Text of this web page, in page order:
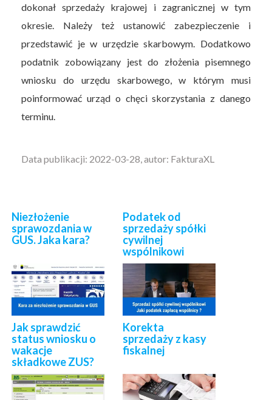
dokonał sprzedaży krajowej i zagranicznej w tym
okresie. Należy też ustanowić zabezpieczenie i
przedstawić je w urzędzie skarbowym. Dodatkowo
podatnik zobowiązany jest do złożenia pisemnego
wniosku do urzędu skarbowego, w którym musi
poinformować urząd o chęci skorzystania z danego
terminu.
Data publikacji: 2022-03-28, autor: FakturaXL
Niezłożenie
sprawozdania w
GUS. Jaka kara?
Podatek od
sprzedaży spółki
cywilnej
wspólnikowi
Jak sprawdzić
status wniosku o
wakacje
składkowe ZUS?
Korekta
sprzedaży z kasy
fiskalnej